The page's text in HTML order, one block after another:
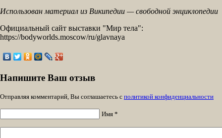
Использован материал из Википедии — свободной энциклопедии
Официальный сайт выставки "Мир тела":
https://bodyworlds.moscow/ru/glavnaya
Напишите Ваш отзыв
Отправляя комментарий, Вы соглашаетесь с политикой конфиденциальности
Имя *